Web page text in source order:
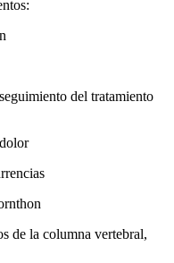
del tratamiento
de la columna vertebral,